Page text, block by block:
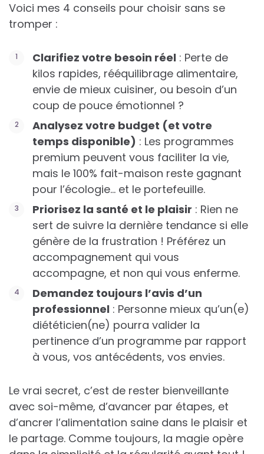
Voici mes 4 conseils pour choisir sans se
tromper :
Clarifiez votre besoin réel : Perte de
kilos rapides, rééquilibrage alimentaire,
envie de mieux cuisiner, ou besoin d’un
coup de pouce émotionnel ?
Analysez votre budget (et votre
temps disponible) : Les programmes
premium peuvent vous faciliter la vie,
mais le 100% fait-maison reste gagnant
pour l’écologie… et le portefeuille.
Priorisez la santé et le plaisir : Rien ne
sert de suivre la dernière tendance si elle
génère de la frustration ! Préférez un
accompagnement qui vous
accompagne, et non qui vous enferme.
Demandez toujours l’avis d’un
professionnel : Personne mieux qu’un(e)
diététicien(ne) pourra valider la
pertinence d’un programme par rapport
à vous, vos antécédents, vos envies.
Le vrai secret, c’est de rester bienveillante
avec soi-même, d’avancer par étapes, et
d’ancrer l’alimentation saine dans le plaisir et
le partage. Comme toujours, la magie opère